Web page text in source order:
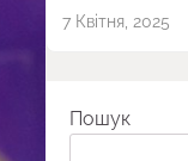
7 Квітня, 2025
Пошук